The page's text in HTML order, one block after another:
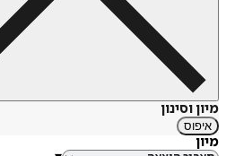
מיון וסינון
איפוס
מיון